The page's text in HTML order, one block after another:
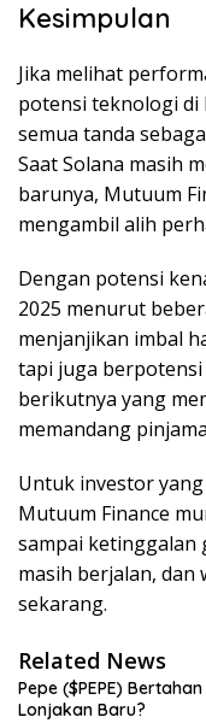
Kesimpulan
Jika melihat
potensi teknologi di
semua tanda
Saat Solana masih
barunya, Mutuum
mengambil alih
Dengan potensi
2025 menurut
menjanjikan imbal
tapi juga berpotensi
berikutnya yang
memandang
Untuk investor yang
Mutuum Finance
sampai
masih berjalan,
sekarang.
Related News
Pepe ($PEPE)
Lonjakan Baru?